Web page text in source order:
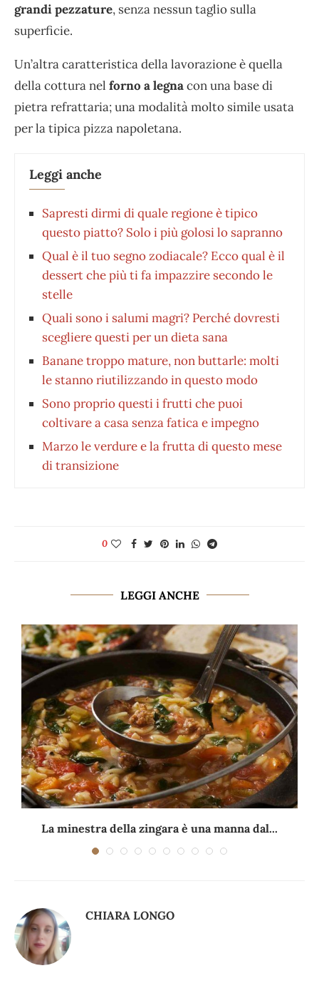
grandi pezzature, senza nessun taglio sulla
superficie.
Un’altra caratteristica della lavorazione è quella
della cottura nel forno a legnacon una base di
pietra refrattaria; una modalità molto simile usata
per la tipica pizza napoletana.
Leggi anche
Sapresti dirmi di quale regione è tipico
questo piatto? Solo i più golosi lo sapranno
Qual è il tuo segno zodiacale? Ecco qual è il
dessert che più ti fa impazzire secondo le
stelle
Quali sono i salumi magri? Perché dovresti
scegliere questi per un dieta sana
Banane troppo mature, non buttarle: molti
le stanno riutilizzando in questo modo
Sono proprio questi i frutti che puoi
coltivare a casa senza fatica e impegno
Marzo le verdure e la frutta di questo mese
di transizione
0
LEGGI ANCHE
La minestra della zingara è una manna dal...
CHIARA LONGO